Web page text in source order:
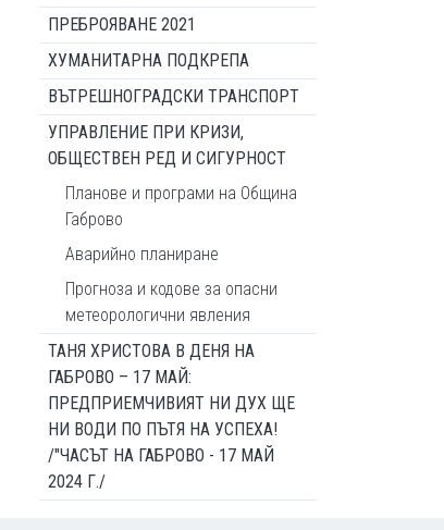
ПРЕБРОЯВАНЕ 2021
ХУМАНИТАРНА ПОДКРЕПА
ВЪТРЕШНОГРАДСКИ ТРАНСПОРТ
УПРАВЛЕНИЕ ПРИ КРИЗИ,
ОБЩЕСТВЕН РЕД И СИГУРНОСТ
Планове и програми на Община
Габрово
Аварийно планиране
Прогноза и кодове за опасни
метеорологични явления
ТАНЯ ХРИСТОВА В ДЕНЯ НА
ГАБРОВО – 17 МАЙ:
ПРЕДПРИЕМЧИВИЯТ НИ ДУХ ЩЕ
НИ ВОДИ ПО ПЪТЯ НА УСПЕХА!
/"ЧАСЪТ НА ГАБРОВО - 17 МАЙ
2024 Г./